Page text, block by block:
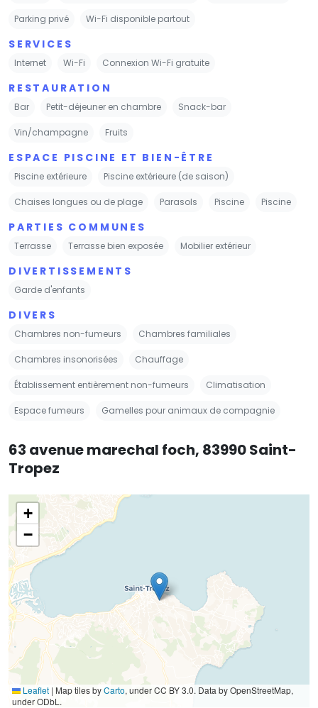
Parking privé Wi-Fi disponible partout
SERVICES
Internet Wi-Fi Connexion Wi-Fi gratuite
RESTAURATION
Bar Petit-déjeuner en chambre Snack-bar
Vin/champagne Fruits
ESPACE PISCINE ET BIEN-ÊTRE
Piscine extérieure Piscine extérieure (de saison)
Chaises longues ou de plage Parasols Piscine Piscine
PARTIES COMMUNES
Terrasse Terrasse bien exposée Mobilier extérieur
DIVERTISSEMENTS
Garde d'enfants
DIVERS
Chambres non-fumeurs Chambres familiales
Chambres insonorisées Chauffage
Établissement entièrement non-fumeurs Climatisation
Espace fumeurs Gamelles pour animaux de compagnie
63 avenue marechal foch, 83990 Saint-
Tropez
+
−
Leaflet | Map tiles byCarto, under CC BY 3.0. Data by OpenStreetMap,
under ODbL.